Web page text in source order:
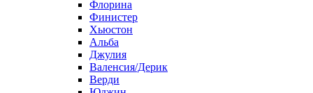
Флорина
Финистер
Хьюстон
Альба
Джулия
Валенсия/Дерик
Верди